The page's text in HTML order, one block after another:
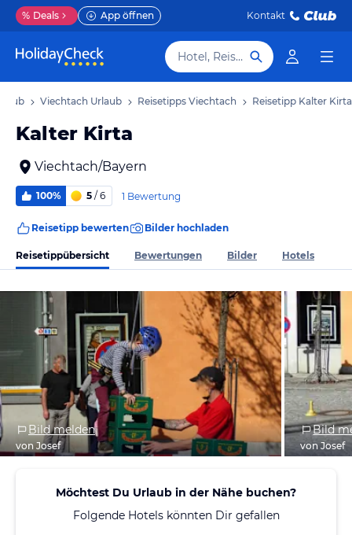
% Deals App öffnen Kontakt
Hotel, Reiseziel
Viechtach Urlaub Reisetipps Viechtach Reisetipp Kalter Kirta
Kalter Kirta
Viechtach/Bayern
100% 5 / 6 1 Bewertung
Reisetipp bewerten Bilder hochladen
Reisetippübersicht Bewertungen Bilder Hotels
Bild melden
von Josef
Bild
von Josef
Möchtest Du Urlaub in der Nähe buchen?
Folgende Hotels könnten Dir gefallen